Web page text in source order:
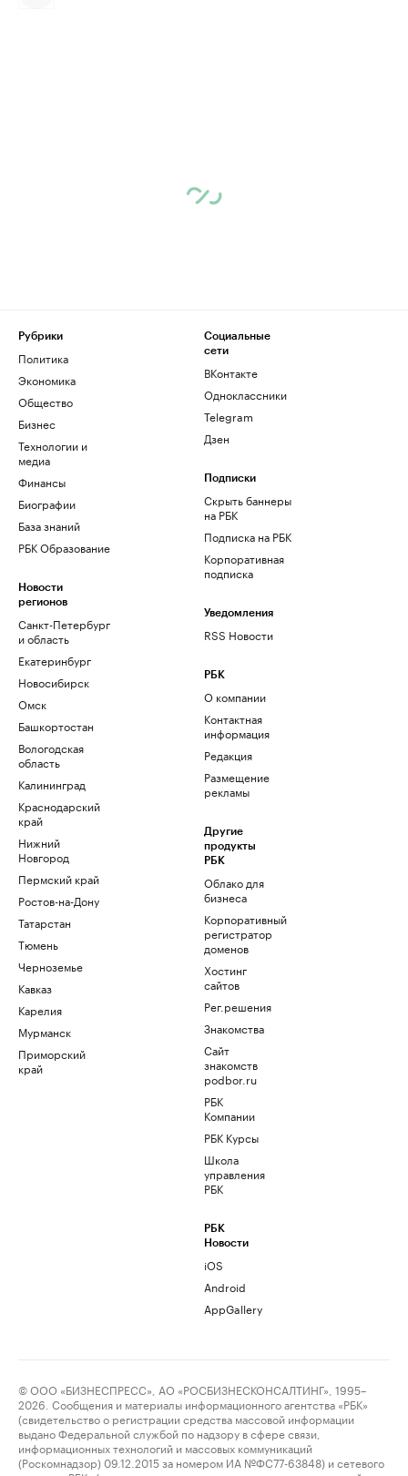
Рубрики
Политика
Экономика
Общество
Бизнес
Технологии и
медиа
Финансы
Биографии
База знаний
РБК Образование
Новости
регионов
Санкт-Петербург
и область
Екатеринбург
Новосибирск
Омск
Башкортостан
Вологодская
область
Калининград
Краснодарский
край
Нижний
Новгород
Пермский край
Ростов-на-Дону
Татарстан
Тюмень
Черноземье
Кавказ
Карелия
Мурманск
Приморский
край
Социальные
сети
ВКонтакте
Одноклассники
Telegram
Дзен
Подписки
Скрыть баннеры
на РБК
Подписка на РБК
Корпоративная
подписка
Уведомления
RSS Новости
РБК
О компании
Контактная
информация
Редакция
Размещение
рекламы
Другие
продукты
РБК
Облако для
бизнеса
Корпоративный
регистратор
доменов
Хостинг
сайтов
Рег.решения
Знакомства
Сайт
знакомств
podbor.ru
РБК
Компании
РБК Курсы
Школа
управления
РБК
РБК
Новости
iOS
Android
AppGallery
© ООО «БИЗНЕСПРЕСС», АО «РОСБИЗНЕСКОНСАЛТИНГ», 1995–
2026. Сообщения и материалы информационного агентства «РБК»
(свидетельство о регистрации средства массовой информации
выдано Федеральной службой по надзору в сфере связи,
информационных технологий и массовых коммуникаций
(Роскомнадзор) 09.12.2015 за номером ИА №ФС77-63848) и сетевого